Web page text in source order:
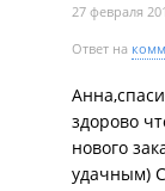
крохотное
гарнитур ни
где
ящики. Наша
одна кухня
мне
благодарна
27 февраля
Ответ на
здорово
нового
удачным)